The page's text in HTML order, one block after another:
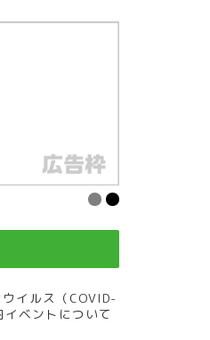
イルス（COVID-
ベントについて